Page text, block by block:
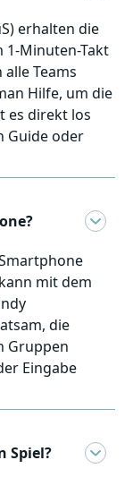
erhalten die
1-Minuten-Takt
Teams
Hilfe, um die
es direkt los
Guide oder
mit dem
die
Gruppen
Eingabe
Spiel?